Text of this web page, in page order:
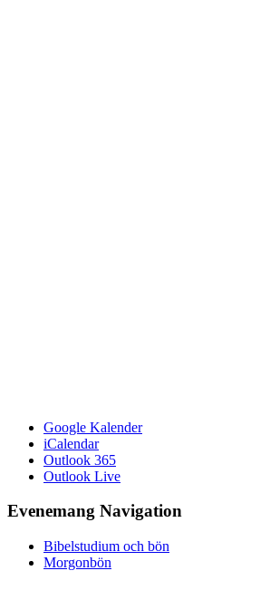
Google Kalender
iCalendar
Outlook 365
Outlook Live
Evenemang Navigation
Bibelstudium och bön
Morgonbön